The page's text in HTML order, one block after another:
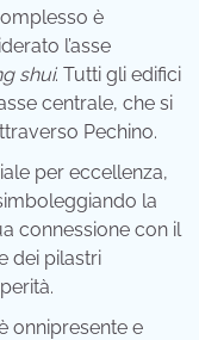
è
l’asse
shui. Tutti gli edifici
centrale, che si
Pechino.
per eccellenza,
la
connessione con il
dei pilastri
onnipresente e